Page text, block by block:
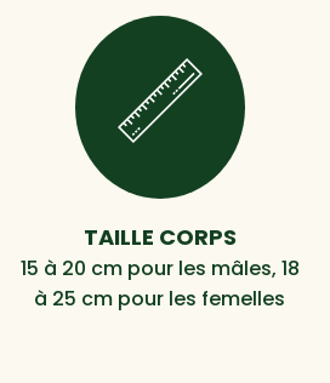
TAILLE CORPS
15 à 20 cm pour les mâles, 18
à 25 cm pour les femelles